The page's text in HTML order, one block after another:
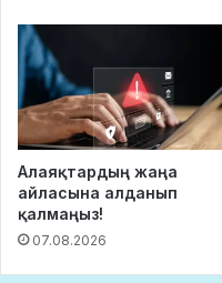
Алаяқтардың жаңа
айласына алданып
қалмаңыз!
07.08.2026